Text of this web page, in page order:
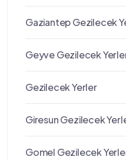
Gaziantep Gezilecek
Geyve Gezilecek
Gezilecek Yerler
Giresun Gezilecek
Gomel Gezilecek